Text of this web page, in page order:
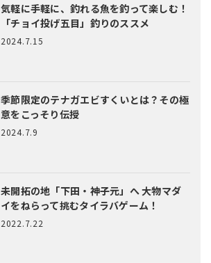
気軽に手軽に、釣れる魚を釣って楽しむ！
「チョイ投げ五目」釣りのススメ
2024.7.15
季節限定のテナガエビすくいとは？ その極
意をこっそり伝授
2024.7.9
未開拓の地「下田・神子元」へ大物マダ
イをねらって挑むタイラバゲーム！
2022.7.22